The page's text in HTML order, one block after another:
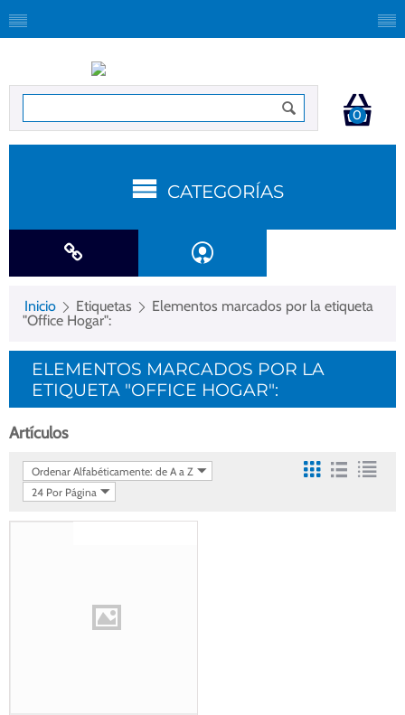
0
CATEGORÍAS
Inicio Etiquetas
Elementos marcados por la etiqueta
"Office Hogar":
ELEMENTOS MARCADOS POR LA
ETIQUETA "OFFICE HOGAR":
Artículos
Ordenar Alfabéticamente: de A a Z
24 Por Página